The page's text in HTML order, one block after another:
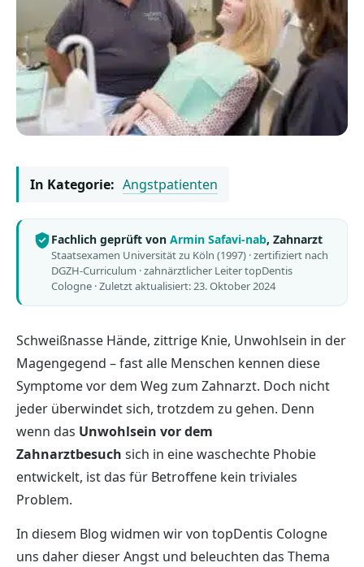
In Kategorie: Angstpatienten
Fachlich geprüft von Armin Safavi-nab, Zahnarzt
Staatsexamen Universität zu Köln (1997) · zertifiziert nach
DGZH-Curriculum · zahnärztlicher Leiter topDentis
Cologne ·Zuletzt aktualisiert: 23. Oktober 2024
Schweißnasse Hände, zittrige Knie, Unwohlsein in der
Magengegend – fast alle Menschen kennen diese
Symptome vor dem Weg zum Zahnarzt. Doch nicht
jeder überwindet sich, trotzdem zu gehen. Denn
wenn das Unwohlsein vor dem
Zahnarztbesuch sich in eine waschechte Phobie
entwickelt, ist das für Betroffene kein triviales
Problem.
In diesem Blog widmen wir von topDentis Cologne
uns daher dieser Angst und beleuchten das Thema